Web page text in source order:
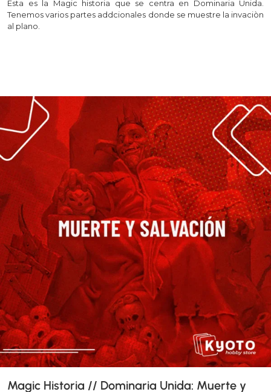
Esta es la Magic historia que se centra en Dominaria Unida.
Tenemos varios partes addcionales donde se muestre la invaciòn
al plano.
Magic Historia // Dominaria Unida: Muerte y